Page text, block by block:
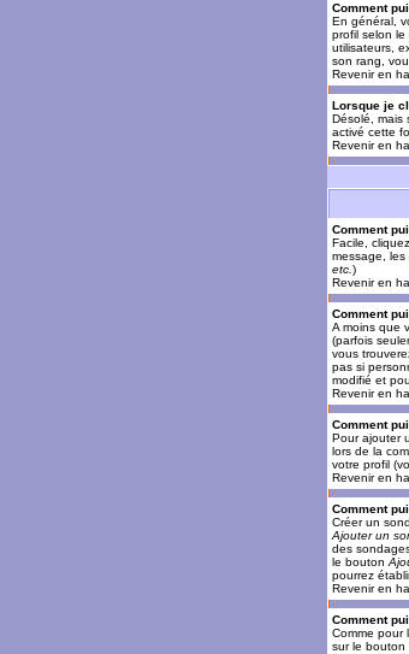
Comment
En général,
profil selon
utilisateurs,
son rang,
Revenir en
Lorsque je
Désolé, mais
activé cette
Revenir en
Comment
Facile,
message,
etc. )
Revenir en
Comment
A moins que
(parfois
vous
pas si
modifié et
Revenir en
Comment
Pour ajouter
lors de la
votre profil
Revenir en
Comment
Créer un
Ajouter un
des
le bouton
pourrez
Revenir en
Comment
Comme pour
sur le bouton